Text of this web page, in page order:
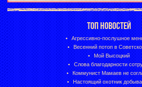
ТОП НОВОСТЕЙ
Агрессивно-послушное
Весенний потоп в
Мой Высоцкий
Слова благодарности
Коммунист Мамаев не
Настоящий охотник